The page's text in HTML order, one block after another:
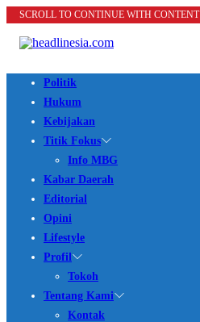
SCROLL TO CONTINUE WITH CONTENT
Politik
Hukum
Kebijakan
Titik Fokus
Info MBG
Kabar Daerah
Editorial
Opini
Lifestyle
Profil
Tokoh
Tentang Kami
Kontak